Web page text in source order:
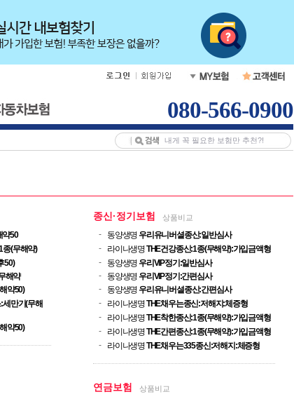
080-566-0900
약50
종(무해약)
50)
해약
약50)
세만기(무해
약50)
종신·정기보험 상품비교
- 동양생명 우리유니버셜종신:일반심사
-
라이나생명THE건강종신:1종(무해약):가입금액형
-
동양생명 우리VIP정기:일반심사
-
동양생명 우리VIP정기:간편심사
-
동양생명 우리유니버셜종신:간편심사
-
라이나생명THE채우는종신:저해지:체증형
-
라이나생명THE착한종신:1종(무해약):가입금액형
-
라이나생명THE간편종신:1종(무해약):가입금액형
-
라이나생명THE채우는335종신:저해지:체증형
연금보험 상품비교